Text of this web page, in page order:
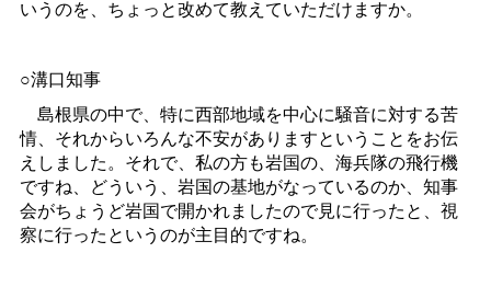
いうのを、ちょっと改めて教えていただけますか。
○溝口知事
島根県の中で、特に西部地域を中心に騒音に対する苦
情、それからいろんな不安がありますということをお伝
えしました。それで、私の方も岩国の、海兵隊の飛行機
ですね、どういう、岩国の基地がなっているのか、知事
会がちょうど岩国で開かれましたので見に行ったと、視
察に行ったというのが主目的ですね。